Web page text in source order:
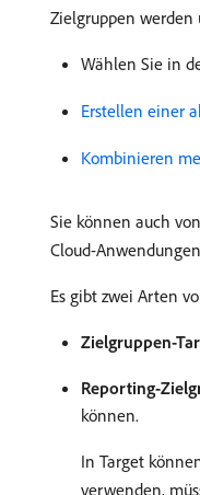
Zielgruppen
Wählen Sie in
Erstellen einer
Kombinieren
Sie können auch
Cloud-
Es gibt zwei Arten
Zielgruppen-
Reporting-
können.
In Target
verwenden,